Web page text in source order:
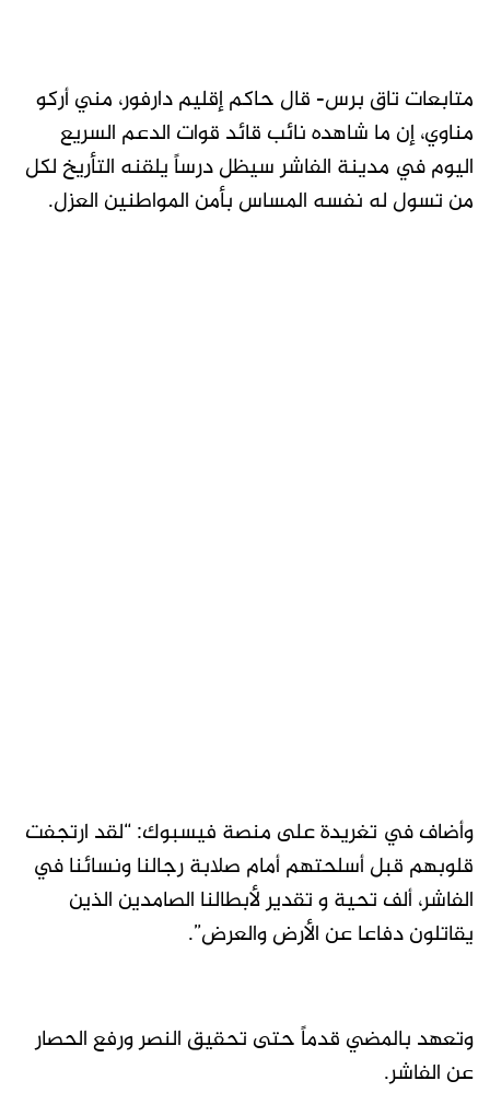
متابعات تاق برس- قال حاكم إقليم دارفور، مني أركو
مناوي، إن ما شاهده نائب قائد قوات الدعم السريع
اليوم في مدينة الفاشر سيظل درساً يلقنه التأريخ لكل
من تسول له نفسه المساس بأمن المواطنين العزل.
وأضاف في تغريدة على منصة فيسبوك: “لقد ارتجفت
قلوبهم قبل أسلحتهم أمام صلابة رجالنا ونسائنا في
الفاشر، ألف تحية و تقدير لأبطالنا الصامدين الذين
يقاتلون دفاعا عن الأرض والعرض”.
وتعهد بالمضي قدماً حتى تحقيق النصر ورفع الحصار
عن الفاشر.